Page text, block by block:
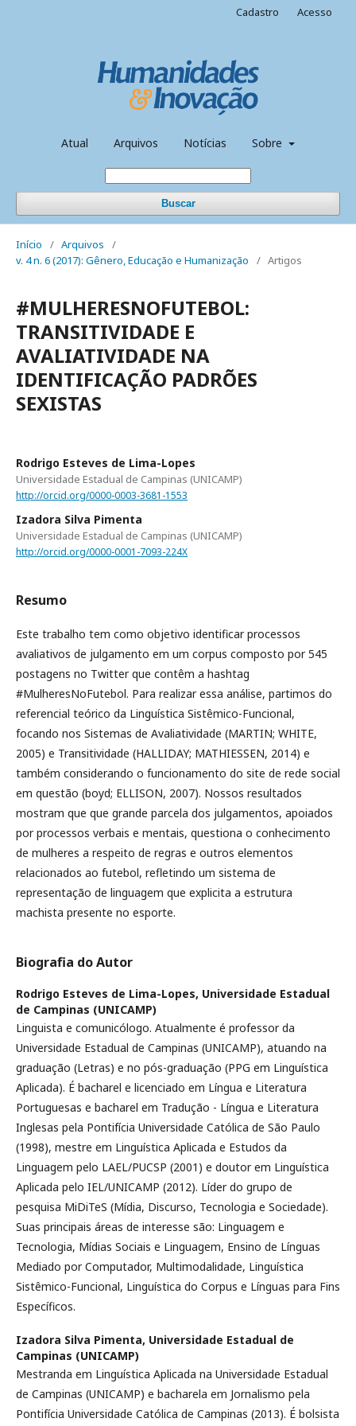
Atual Arquivos Notícias Sobre
Buscar
Cadastro Acesso
Início / Arquivos
/
v. 4 n. 6 (2017): Gênero, Educação e Humanização
/ Artigos
#MULHERESNOFUTEBOL:
TRANSITIVIDADE E
AVALIATIVIDADE NA
IDENTIFICAÇÃO PADRÕES
SEXISTAS
Rodrigo Esteves de Lima-Lopes
Universidade Estadual de Campinas (UNICAMP)
http://orcid.org/0000-0003-3681-1553
Izadora Silva Pimenta
Universidade Estadual de Campinas (UNICAMP)
http://orcid.org/0000-0001-7093-224X
Resumo
Este trabalho tem como objetivo identificar processos
avaliativos de julgamento em um corpus composto por 545
postagens no Twitter que contêm a hashtag
#MulheresNoFutebol. Para realizar essa análise, partimos do
referencial teórico da Linguística Sistêmico-Funcional,
focando nos Sistemas de Avaliatividade (MARTIN; WHITE,
2005) e Transitividade (HALLIDAY; MATHIESSEN, 2014) e
também considerando o funcionamento do site de rede social
em questão (boyd; ELLISON, 2007). Nossos resultados
mostram que que grande parcela dos julgamentos, apoiados
por processos verbais e mentais, questiona o conhecimento
de mulheres a respeito de regras e outros elementos
relacionados ao futebol, refletindo um sistema de
representação de linguagem que explicita a estrutura
machista presente no esporte.
Biografia do Autor
Rodrigo Esteves de Lima-Lopes, Universidade Estadual
de Campinas (UNICAMP)
Linguista e comunicólogo. Atualmente é professor da
Universidade Estadual de Campinas (UNICAMP), atuando na
graduação (Letras) e no pós-graduação (PPG em Linguística
Aplicada). É bacharel e licenciado em Língua e Literatura
Portuguesas e bacharel em Tradução - Língua e Literatura
Inglesas pela Pontifícia Universidade Católica de São Paulo
(1998), mestre em Linguística Aplicada e Estudos da
Linguagem pelo LAEL/PUCSP (2001) e doutor em Linguística
Aplicada pelo IEL/UNICAMP (2012). Líder do grupo de
pesquisa MiDiTeS (Mídia, Discurso, Tecnologia e Sociedade).
Suas principais áreas de interesse são: Linguagem e
Tecnologia, Mídias Sociais e Linguagem, Ensino de Línguas
Mediado por Computador, Multimodalidade, Linguística
Sistêmico-Funcional, Linguística do Corpus e Línguas para Fins
Específicos.
Izadora Silva Pimenta, Universidade Estadual de
Campinas (UNICAMP)
Mestranda em Linguística Aplicada na Universidade Estadual
de Campinas (UNICAMP) e bacharela em Jornalismo pela
Pontifícia Universidade Católica de Campinas (2013). É bolsista